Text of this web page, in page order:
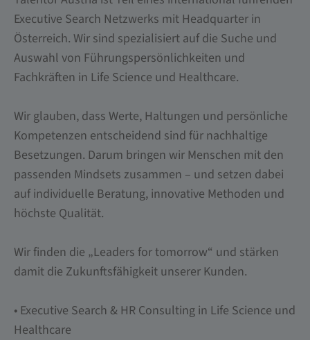
Executive Search Netzwerks mit Headquarter in
Österreich. Wir sind spezialisiert auf die Suche und
Auswahl von Führungspersönlichkeiten und
Fachkräften in Life Science und Healthcare.
Wir glauben, dass Werte, Haltungen und persönliche
Kompetenzen entscheidend sind für nachhaltige
Besetzungen. Darum bringen wir Menschen mit den
passenden Mindsets zusammen – und setzen dabei
auf individuelle Beratung, innovative Methoden und
höchste Qualität.
Wir finden die „Leaders for tomorrow“ und stärken
damit die Zukunftsfähigkeit unserer Kunden.
• Executive Search & HR Consulting in Life Science und
Healthcare